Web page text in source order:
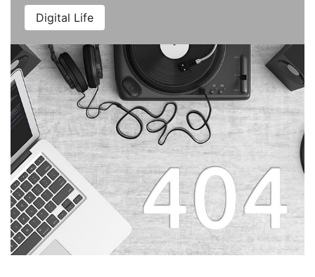
Digital Life